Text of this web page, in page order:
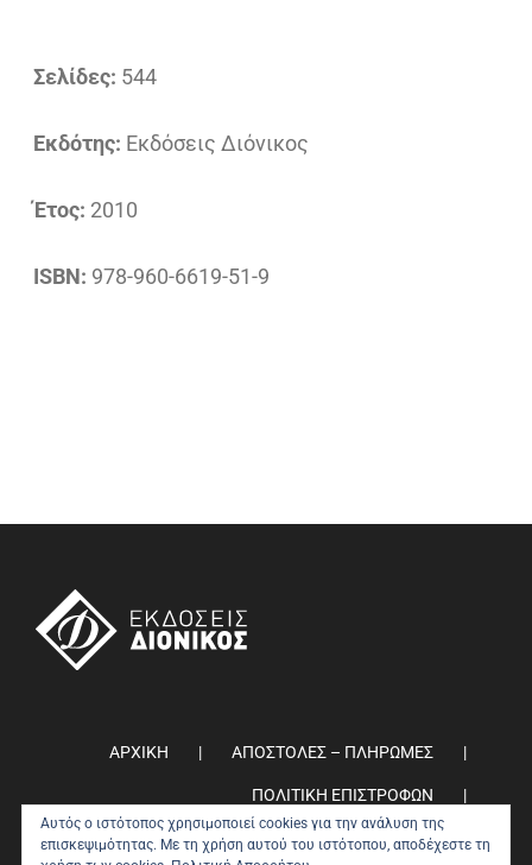
Σελίδες: 544
Εκδότης: Εκδόσεις Διόνικος
Έτος: 2010
ISBN: 978-960-6619-51-9
ΑΡΧΙΚΗ ΑΠΟΣΤΟΛΕΣ – ΠΛΗΡΩΜΕΣ
ΠΟΛΙΤΙΚΗ ΕΠΙΣΤΡΟΦΩΝ
ΠΟΛΙΤΙΚΗ ΑΠΟΡΡΗΤΟΥ 0
Αυτός ο ιστότοπος χρησιμοποιεί cookies για την ανάλυση της
επισκεψιμότητας. Με τη χρήση αυτού του ιστότοπου, αποδέχεστε τη